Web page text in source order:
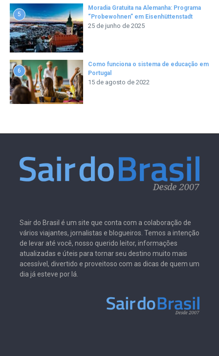
5
Moradia Gratuita na Alemanha: Programa
“Probewohnen” em Eisenhüttenstadt
25 de junho de 2025
6
Como funciona o sistema de educação em
Portugal
15 de agosto de 2022
Sair do Brasil é um site que conta com a colaboração de
vários viajantes, jornalistas e blogueiros. Temos a intenção
de levar até você, nosso querido leitor, informações
atualizadas e úteis para tornar seu destino muito mais
acessível, divertido e proveitoso com as dicas de quem um
dia já esteve por lá.